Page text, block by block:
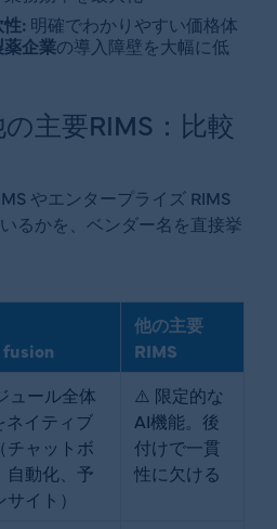
: 明確でわかりやすい価格体
薬企業の導入障壁を大幅に低
主要RIMS：比較
やエンタープライズ RIMS
るかを、ベンダー名を直接挙
他の主要
RIMS
ュール全体
ネイティブ
チャットボ
自動化、予
イト）
⚠️ 限定的な
AI機能。後
付けで一貫
性に欠ける